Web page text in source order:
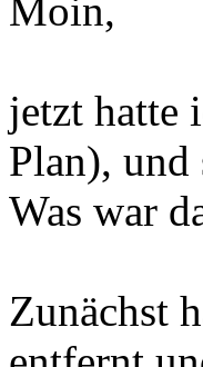
Moin,
jetzt hatte
Plan),
Was war
Zunächst